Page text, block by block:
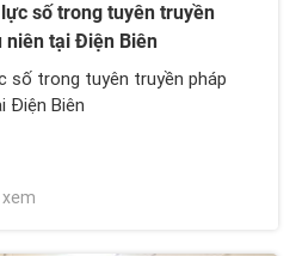
số trong tuyên truyền
niên tại Điện Biên
số trong tuyên truyền pháp
Điện Biên